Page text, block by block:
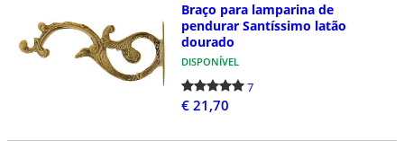
Braço para lamparina de
pendurar Santíssimo latão
dourado
DISPONÍVEL
7
€ 21,70